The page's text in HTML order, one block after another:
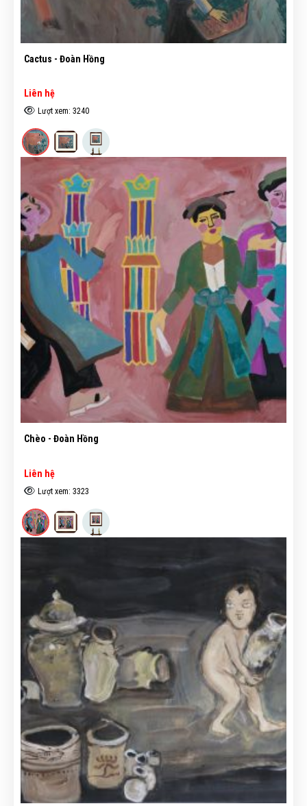
Cactus - Đoàn Hồng
Liên hệ
Lượt xem: 3240
Chèo - Đoàn Hồng
Liên hệ
Lượt xem: 3323